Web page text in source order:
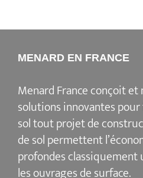
MENARD EN FRANCE
Menard France conçoit
solutions innovantes
sol tout projet de
de sol permettent
profondes
les ouvrages de surface.